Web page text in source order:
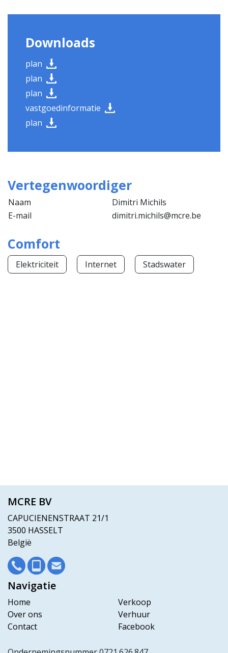
Downloads
plan
plan
plan
vastgoedinformatie
plan
Vertegenwoordiger
Naam
Dimitri Michils
E-mail
dimitri.michils@mcre.be
Comfort
Elektriciteit Internet Stadswater
MCRE BV
CAPUCIENENSTRAAT 21/1
3500 HASSELT
België
Navigatie
Home
Over ons
Contact
Verkoop
Verhuur
Facebook